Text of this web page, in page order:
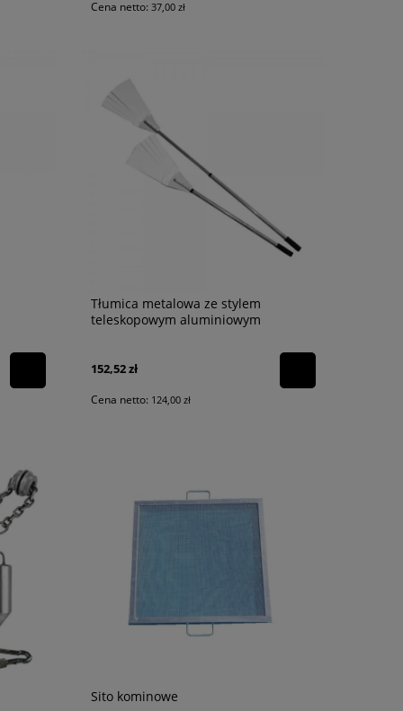
Cena netto: 37,00 zł
Tłumica metalowa ze stylem
teleskopowym aluminiowym
152,52 zł
Cena netto: 124,00 zł
Sito kominowe